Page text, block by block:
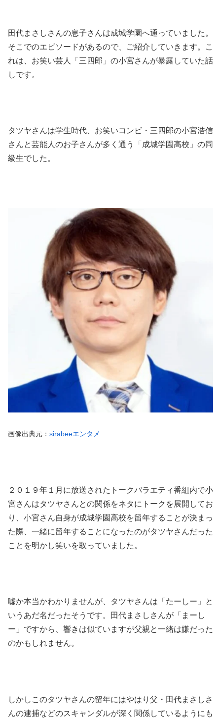
田代まさしさんの息子さんは成城学園へ通っていました。
そこでのエピソードがあるので、ご紹介していきます。こ
れは、お笑い芸人「三四郎」の小宮さんが暴露していた話
しです。
タツヤさんは学生時代、お笑いコンビ・三四郎の小宮浩信
さんと芸能人のお子さんが多く通う「成城学園高校」の同
級生でした。
画像出典元： sirabeeエンタメ
２０１９年１月に放送されたトークバラエティ番組内で小
宮さんはタツヤさんとの関係をネタにトークを展開してお
り、小宮さん自身が成城学園高校を留年することが決まっ
た際、一緒に留年することになったのがタツヤさんだった
ことを明かし笑いを取っていました。
嘘か本当かわかりませんが、タツヤさんは「たーしー」と
いうあだ名だったそうです。田代まさしさんが「まーし
ー」ですから、響きは似ていますが父親と一緒は嫌だった
のかもしれません。
しかしこのタツヤさんの留年にはやはり父・田代まさしさ
んの逮捕などのスキャンダルが深く関係しているようにも